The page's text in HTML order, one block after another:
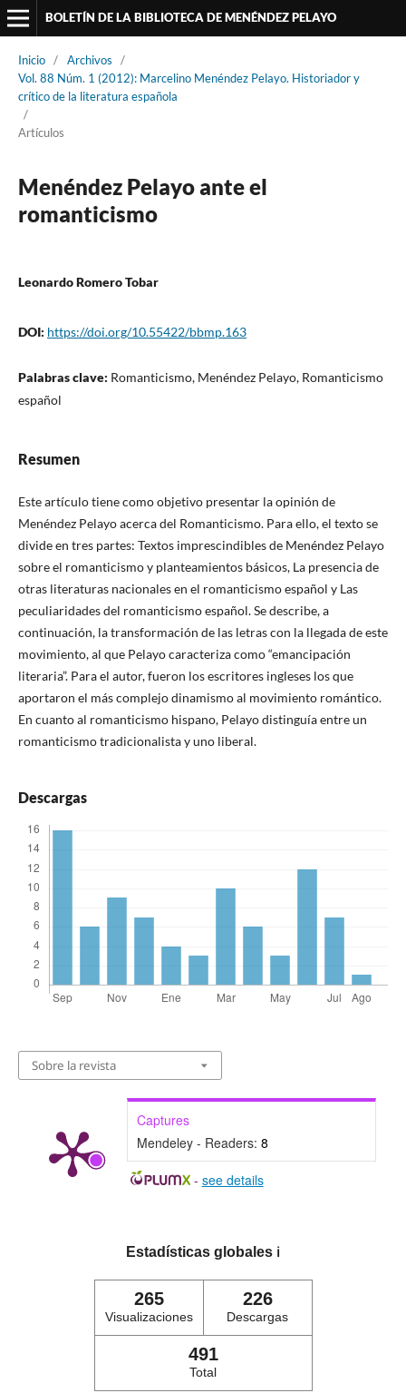
BOLETÍN DE LA BIBLIOTECA DE MENÉNDEZ PELAYO
Inicio / Archivos
/
Vol. 88 Núm. 1 (2012): Marcelino Menéndez Pelayo. Historiador y
crítico de la literatura española
/
Artículos
Menéndez Pelayo ante el
romanticismo
Leonardo Romero Tobar
DOI: https://doi.org/10.55422/bbmp.163
Palabras clave: Romanticismo, Menéndez Pelayo, Romanticismo
español
Resumen
Este artículo tiene como objetivo presentar la opinión de
Menéndez Pelayo acerca del Romanticismo. Para ello, el texto se
divide en tres partes: Textos imprescindibles de Menéndez Pelayo
sobre el romanticismo y planteamientos básicos, La presencia de
otras literaturas nacionales en el romanticismo español y Las
peculiaridades del romanticismo español. Se describe, a
continuación, la transformación de las letras con la llegada de este
movimiento, al que Pelayo caracteriza como “emancipación
literaria”. Para el autor, fueron los escritores ingleses los que
aportaron el más complejo dinamismo al movimiento romántico.
En cuanto al romanticismo hispano, Pelayo distinguía entre un
romanticismo tradicionalista y uno liberal.
Descargas
Sobre la revista
Captures
Mendeley - Readers: 8
- see details
Estadísticas globales ℹ️
265
Visualizaciones
226
Descargas
491
Total